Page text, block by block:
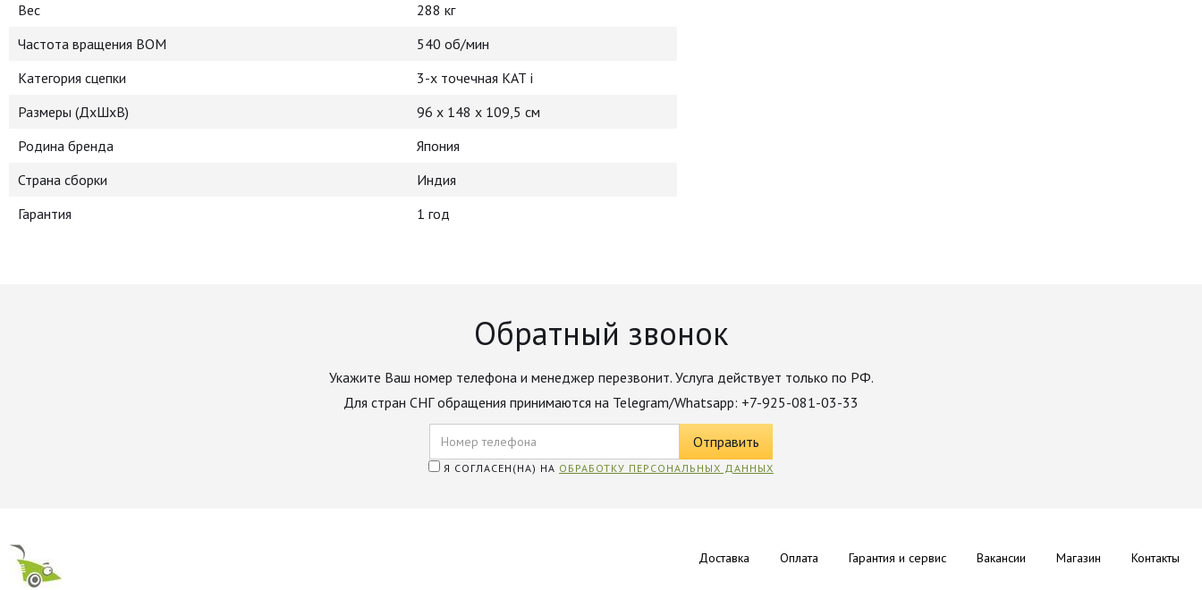
Вес
288 кг
Частота вращения ВОМ
540 об/мин
Категория сцепки
3-х точечная КАТ i
Размеры (ДхШхВ)
96 х 148 х 109,5 см
Родина бренда
Япония
Страна сборки
Индия
Гарантия
1 год
Обратный звонок
Укажите Ваш номер телефона и менеджер перезвонит. Услуга действует только по РФ.
Для стран СНГ обращения принимаются на Telegram/Whatsapp: +7-925-081-03-33
Я СОГЛАСЕН(НА) НА ОБРАБОТКУ ПЕРСОНАЛЬНЫХ ДАННЫХ
Доставка Оплата Гарантия и сервис Вакансии Магазин Контакты